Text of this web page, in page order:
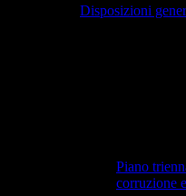
Disposizioni
Piano
corruzione